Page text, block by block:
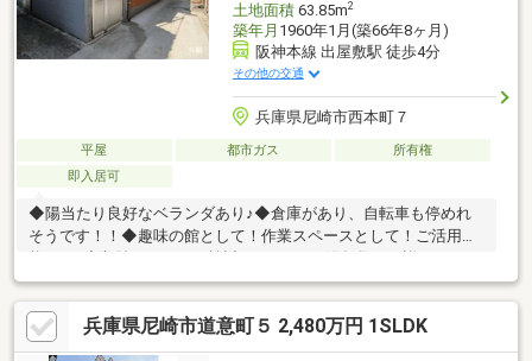
土地面積63.85m2
築年月 1960年1月(築66年8ヶ月)
阪神本線 出屋敷駅 徒歩4分
その他の交通
兵庫県尼崎市西本町７
平屋 都市ガス
所有権
即入居可
◆陽当たり良好なベランダあり♪◆倉庫があり、自転車も停めれ
そうです！！◆趣味の館として！作業スペースとして！ご活用可
お風呂はございません。※再建築はできません。■□■周辺環境■□■
尼崎出屋敷郵便局まで徒歩３分ファミリーマート 尼崎貴布祢店ま
で徒歩４分マクドナルド 阪神出屋敷店まで徒歩４分関西スーパー
出屋敷店まで徒歩５分業務スーパー 三和店まで徒歩７分◇竹谷小
兵庫県尼崎市道意町５ 2,480万円 1SLDK